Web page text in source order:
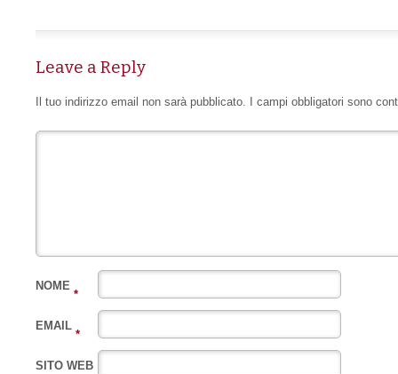
Leave a Reply
Il tuo indirizzo email non sarà pubblicato. I campi obbligatori sono
NOME
*
EMAIL
*
SITO WEB